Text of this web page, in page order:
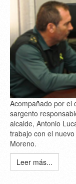
Acompañado por el
sargento
alcalde, Antonio
trabajo con el
Moreno.
Leer más...